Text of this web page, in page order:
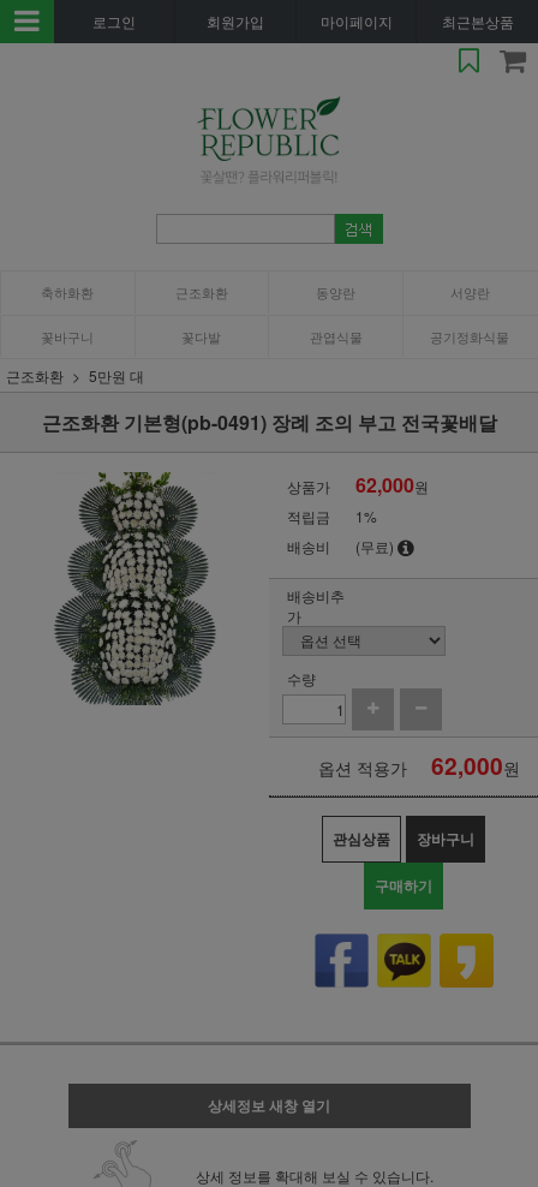
로그인 회원가입 마이페이지 최근본상품
축하화환 근조화환 동양란 서양란
꽃바구니 꽃다발 관엽식물 공기정화식물
근조화환 5만원 대
근조화환 기본형(pb-0491) 장례 조의 부고 전국꽃배달
상품가 62,000원
적립금
1%
배송비
(무료)
배송비추
가
수량
옵션 적용가 62,000원
관심상품 장바구니
구매하기
상세정보 새창 열기
상세 정보를 확대해 보실 수 있습니다.